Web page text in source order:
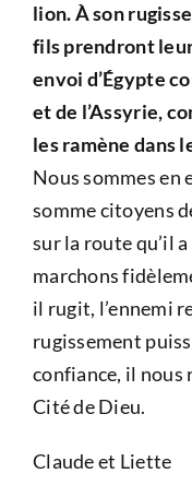
lion. À son
fils prendront
envoi d’Égypte
et de l’Assyrie,
les ramène dans
Nous sommes en
somme citoyens
sur la route qu’il
marchons
il rugit, l’ennemi
rugissement
confiance, il nous
Cité de Dieu.
Claude et Liette